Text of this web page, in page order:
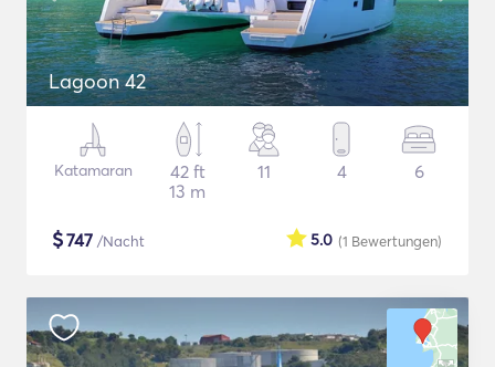
Lagoon 42
Katamaran
42 ft
13 m
11 4 6
$747 /Nacht (1 Bewertungen)
5.0